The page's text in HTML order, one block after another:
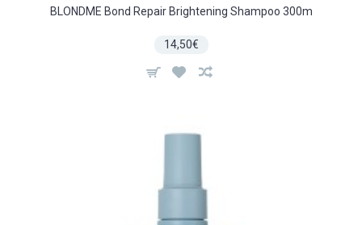
BLONDME Bond Repair Brightening Shampoo 300m
14,50€